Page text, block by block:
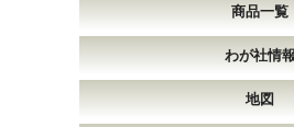
商品一覧
わが社情報
地図